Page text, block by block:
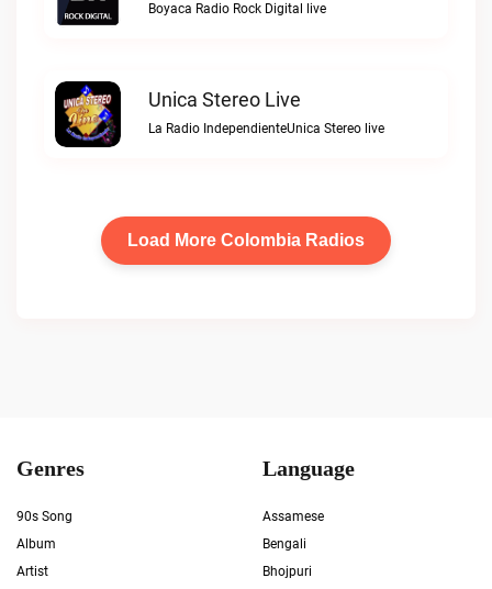
Boyaca Radio Rock Digital live
Unica Stereo Live
La Radio IndependienteUnica Stereo live
Load More Colombia Radios
Genres
90s Song
Album
Artist
Language
Assamese
Bengali
Bhojpuri